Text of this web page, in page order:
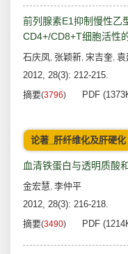
前列腺素E1抑制慢性乙
CD4+/CD8+T细胞活性
石庆凤, 张颖新, 宋吉奎, 袁
2012, 28(3): 212-215.
摘要(3796) PDF
论著_肝纤维化及肝硬化
血清铁蛋白与透明质酸
金宏慧, 李仲平
2012, 28(3): 216-218.
摘要(3490) PDF